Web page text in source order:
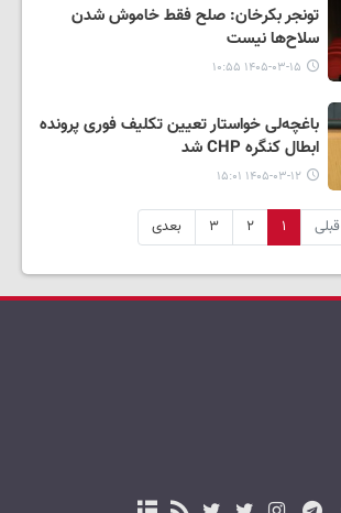
تونجر بکرخان: صلح فقط خاموش شدن
سلاح‌ها نیست
۱۴۰۵-۰۳-۱۵ ۱۰:۵۵
باغچه‌لی خواستار تعیین تکلیف فوری پرونده
ابطال کنگره CHP شد
۱۴۰۵-۰۳-۱۲ ۱۵:۰۱
قبلی ۱ ۲ ۳ بعدی